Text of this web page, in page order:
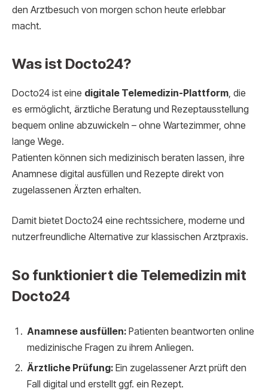
den Arztbesuch von morgen schon heute erlebbar
macht.
Was ist Docto24?
Docto24 ist eine digitale Telemedizin-Plattform, die
es ermöglicht, ärztliche Beratung und Rezeptausstellung
bequem online abzuwickeln – ohne Wartezimmer, ohne
lange Wege.
Patienten können sich medizinisch beraten lassen, ihre
Anamnese digital ausfüllen und Rezepte direkt von
zugelassenen Ärzten erhalten.
Damit bietet Docto24 eine rechtssichere, moderne und
nutzerfreundliche Alternative zur klassischen Arztpraxis.
So funktioniert die Telemedizin mit
Docto24
Anamnese ausfüllen: Patienten beantworten online
medizinische Fragen zu ihrem Anliegen.
Ärztliche Prüfung: Ein zugelassener Arzt prüft den
Fall digital und erstellt ggf. ein Rezept.